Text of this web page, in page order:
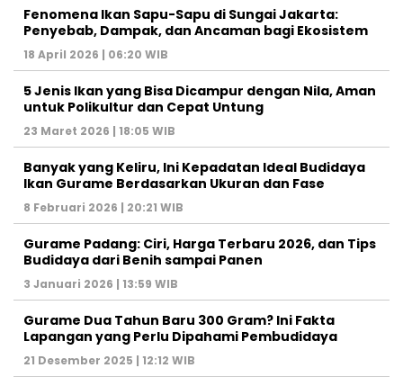
Fenomena Ikan Sapu-Sapu di Sungai Jakarta:
Penyebab, Dampak, dan Ancaman bagi Ekosistem
18 April 2026 | 06:20 WIB
5 Jenis Ikan yang Bisa Dicampur dengan Nila, Aman
untuk Polikultur dan Cepat Untung
23 Maret 2026 | 18:05 WIB
Banyak yang Keliru, Ini Kepadatan Ideal Budidaya
Ikan Gurame Berdasarkan Ukuran dan Fase
8 Februari 2026 | 20:21 WIB
Gurame Padang: Ciri, Harga Terbaru 2026, dan Tips
Budidaya dari Benih sampai Panen
3 Januari 2026 | 13:59 WIB
Gurame Dua Tahun Baru 300 Gram? Ini Fakta
Lapangan yang Perlu Dipahami Pembudidaya
21 Desember 2025 | 12:12 WIB